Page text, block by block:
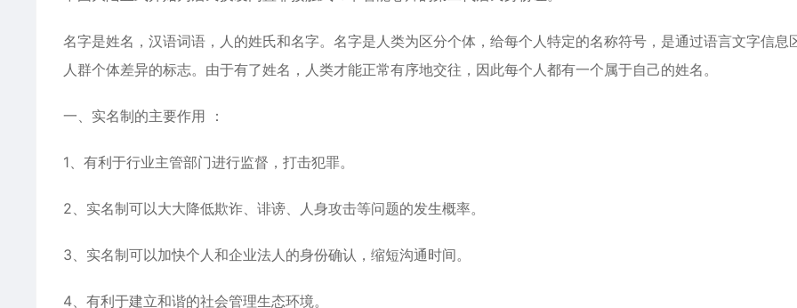
名字是姓名，汉语词语，人的姓氏和名字。名字是人类为区分个体，给每个人特定的名称符号，是通过语言文字信息
人群个体差异的标志。由于有了姓名，人类才能正常有序地交往，因此每个人都有一个属于自己的姓名。
一、实名制的主要作用 ：
1、有利于行业主管部门进行监督，打击犯罪。
2、实名制可以大大降低欺诈、诽谤、人身攻击等问题的发生概率。
3、实名制可以加快个人和企业法人的身份确认，缩短沟通时间。
4、有利于建立和谐的社会管理生态环境。